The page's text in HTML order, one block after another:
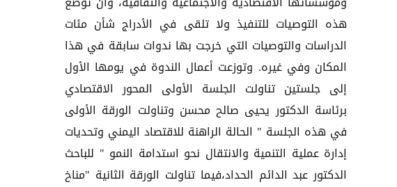
هذه التوصيات للتنفيذ ولا تلقى في الأدراج شأن مئات
الدراسات والتوصيات التي خرجت بها ندوات سابقة في هذا
المكان وفي غيره. وتوزعت أعمال الندوة في يومها الأول
إلى جلستين تناولت الجلسة الأولى المحور الاقتصادي
برئاسة الدكتور يحيى صالح محسن وتناولت الورقة الأولى
في هذه الجلسة " الحالة الراهنة للاقتصاد اليمني وتحديات
إدارة عملية التنمية والانتقال نحو استدامة النمو " للباحث
الدكتور عبد الدائم الحداد،فيما تناولت الورقة الثانية "مناخ